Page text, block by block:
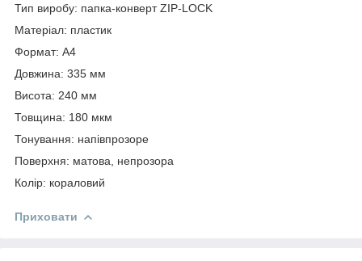
Тип виробу: папка-конверт ZIP-LOCK
Матеріал: пластик
Формат: А4
Довжина: 335 мм
Висота: 240 мм
Товщина: 180 мкм
Тонування: напівпрозоре
Поверхня: матова, непрозора
Колір: кораловий
Приховати